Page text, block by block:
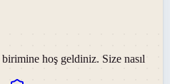
birimine hoş geldiniz. Size nasıl